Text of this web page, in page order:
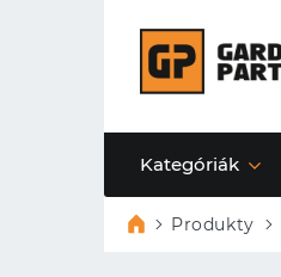
Kategóriák
Produkty